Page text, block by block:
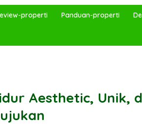
properti Panduan-properti
Aesthetic, Unik,